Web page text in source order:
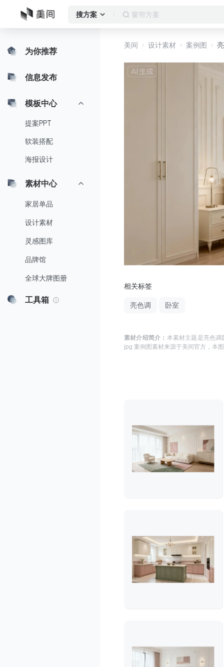
搜方案 窗帘方案
为你推荐
信息发布
模板中心
提案PPT
软装搭配
海报设计
素材中心
家居单品
设计素材
灵感图库
品牌馆
全球大牌图册
工具箱
美间 设计素材 案例图
相关标签
亮色调 卧室
素材介绍简介： 本素材主题是亮色调
jpg 案例图 素材来源于美间官方 ，本